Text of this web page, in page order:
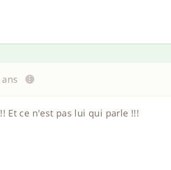
Et ce n'est pas lui qui parle !!!